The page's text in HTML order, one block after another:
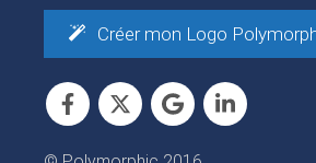
Créer mon Logo